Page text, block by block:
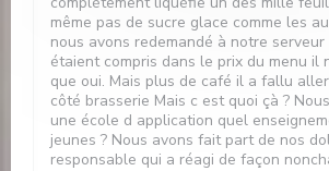
même pas de sucre glace comme les
nous avons redemandé à notre
étaient compris dans le prix du menu il
que oui. Mais plus de café il a fallu
côté brasserie Mais c est quoi çà ?
une école d application quel
jeunes ? Nous avons fait part de nos
responsable qui a réagi de façon